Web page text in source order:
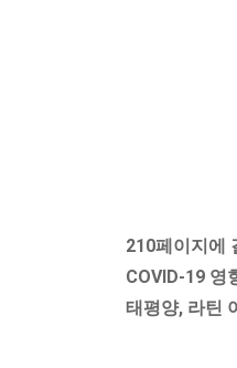
210페이지에
COVID-19 영
태평양, 라틴